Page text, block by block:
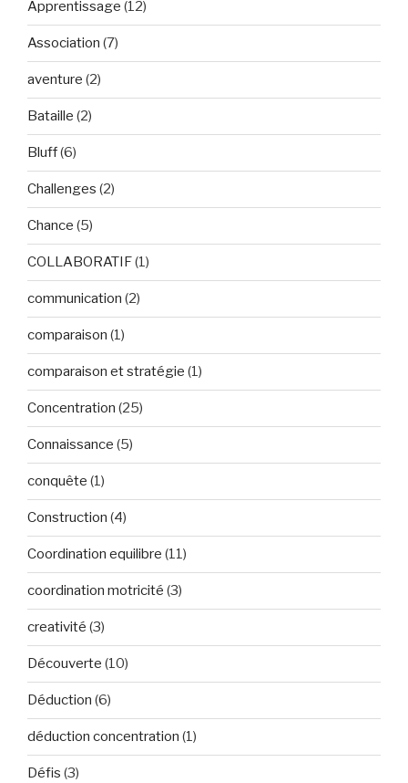
Apprentissage (12)
Association (7)
aventure (2)
Bataille (2)
Bluff(6)
Challenges (2)
Chance (5)
COLLABORATIF(1)
communication (2)
comparaison (1)
comparaison et stratégie (1)
Concentration (25)
Connaissance (5)
conquête (1)
Construction (4)
Coordination equilibre (11)
coordination motricité (3)
creativité (3)
Découverte (10)
Déduction (6)
déduction concentration (1)
Défis (3)